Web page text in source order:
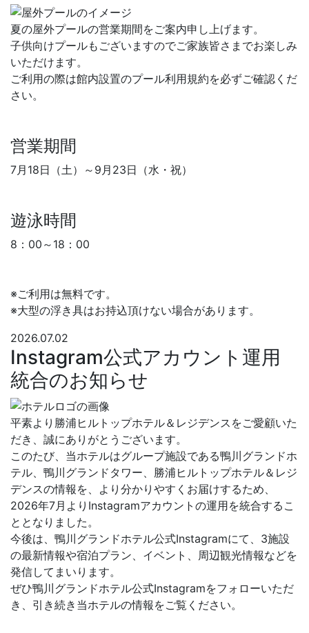
夏の屋外プールの営業期間をご案内申し上げます。
子供向けプールもございますのでご家族皆さまでお楽しみ
いただけます。
ご利用の際は館内設置のプール利用規約を必ずご確認くだ
さい。
営業期間
7月18日（土）～9月23日（水・祝）
遊泳時間
8：00～18：00
※ご利用は無料です。
※大型の浮き具はお持込頂けない場合があります。
2026.07.02
Instagram公式アカウント運用
統合のお知らせ
平素より勝浦ヒルトップホテル＆レジデンスをご愛顧いた
だき、誠にありがとうございます。
このたび、当ホテルはグループ施設である鴨川グランドホ
テル、鴨川グランドタワー、勝浦ヒルトップホテル＆レジ
デンスの情報を、より分かりやすくお届けするため、
2026年7月よりInstagramアカウントの運用を統合するこ
ととなりました。
今後は、鴨川グランドホテル公式Instagramにて、3施設
の最新情報や宿泊プラン、イベント、周辺観光情報などを
発信してまいります。
ぜひ鴨川グランドホテル公式Instagramをフォローいただ
き、引き続き当ホテルの情報をご覧ください。